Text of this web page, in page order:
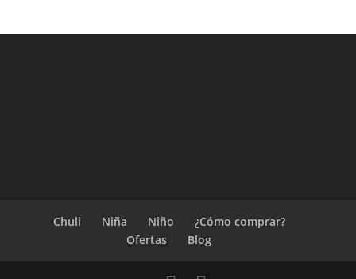
Chuli Niña Niño
¿Cómo comprar?
Ofertas
Blog